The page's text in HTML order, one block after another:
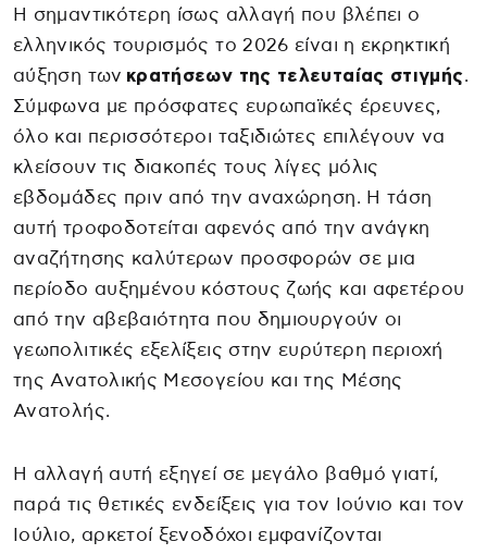
Η σημαντικότερη ίσως αλλαγή που βλέπει ο
ελληνικός τουρισμός το 2026 είναι η εκρηκτική
αύξηση των κρατήσεων της τελευταίας στιγμής.
Σύμφωνα με πρόσφατες ευρωπαϊκές έρευνες,
όλο και περισσότεροι ταξιδιώτες επιλέγουν να
κλείσουν τις διακοπές τους λίγες μόλις
εβδομάδες πριν από την αναχώρηση. Η τάση
αυτή τροφοδοτείται αφενός από την ανάγκη
αναζήτησης καλύτερων προσφορών σε μια
περίοδο αυξημένου κόστους ζωής και αφετέρου
από την αβεβαιότητα που δημιουργούν οι
γεωπολιτικές εξελίξεις στην ευρύτερη περιοχή
της Ανατολικής Μεσογείου και της Μέσης
Ανατολής.
Η αλλαγή αυτή εξηγεί σε μεγάλο βαθμό γιατί,
παρά τις θετικές ενδείξεις για τον Ιούνιο και τον
Ιούλιο, αρκετοί ξενοδόχοι εμφανίζονται